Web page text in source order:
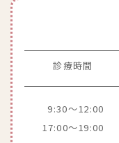
診療時間
9:30～12:00
17:00～19:00